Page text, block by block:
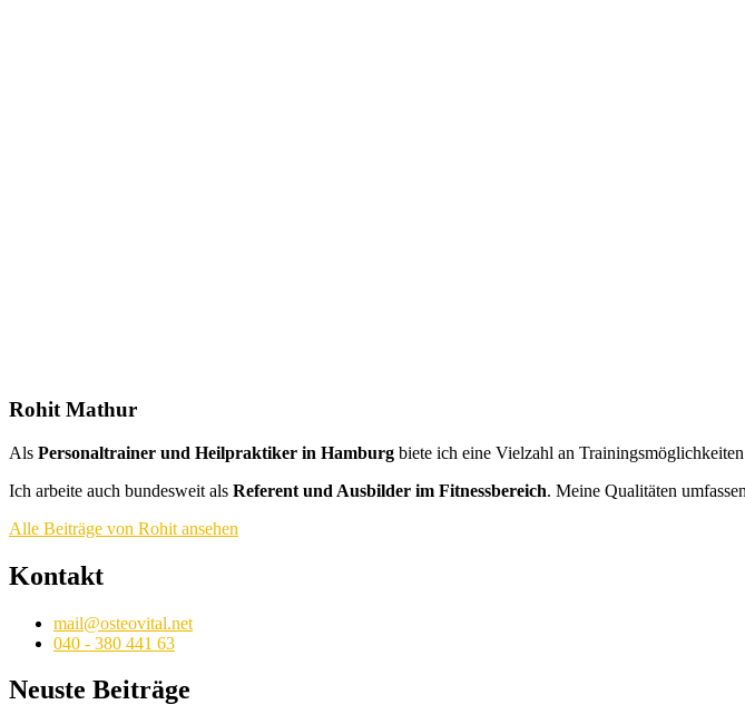
Rohit Mathur
Als Personaltrainer und Heilpraktiker in Hamburg biete ich eine Vielzahl an
Ich arbeite auch bundesweit als Referent und Ausbilder im Fitnessbereich. Meine Qualitäten
Alle Beiträge von Rohit ansehen
Kontakt
mail@osteovital.net
040 - 380 441 63
Neuste Beiträge